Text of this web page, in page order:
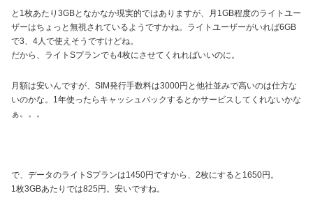
と1枚あたり3GBとなかなか現実的ではありますが、月1GB程度のライトユー
ザーはちょっと無視されているようですかね。ライトユーザーがいれば6GB
で3、4人で使えそうですけどね。
だから、ライトSプランでも4枚にさせてくれればいいのに。
月額は安いんですが、SIM発行手数料は3000円と他社並みで高いのは仕方な
いのかな。1年使ったらキャッシュバックするとかサービスしてくれないかな
ぁ。。。
で、データのライトSプランは1450円ですから、2枚にすると1650円。
1枚3GBあたりでは825円。安いですね。